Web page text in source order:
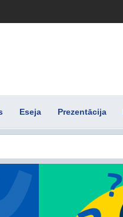
Eseja Prezentācija